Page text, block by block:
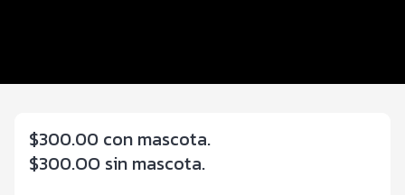
$300.00 con mascota.
$300.OO sin mascota.